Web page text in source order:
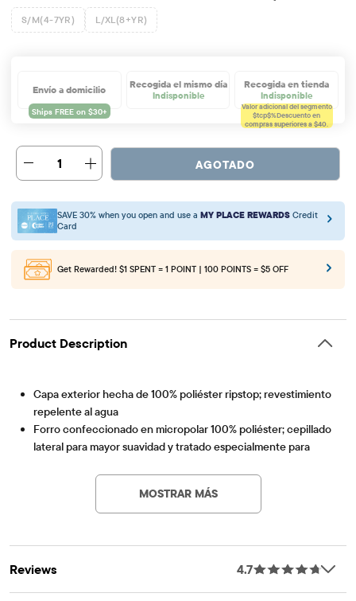
S/M(4-7YR) L/XL(8+YR)
Envío a domicilio Recogida el mismo día
Indisponible
Recogida en tienda
Indisponible
Valor adicional del segmento
$tcp$%Descuento en
compras superiores a $40.
1 AGOTADO
SAVE 30% when you open and use a MY PLACE REWARDS Credit
Card
Get Rewarded! $1 SPENT = 1 POINT | 100 POINTS = $5 OFF
Product Description
Capa exterior hecha de 100% poliéster ripstop; revestimiento
repelente al agua
Forro confeccionado en micropolar 100% poliéster; cepillado
lateral para mayor suavidad y tratado especialmente para
Cierre de gancho y bucle
Puños de punto acanalado.
Clips laterales para guardarlo de forma segura
MOSTRAR MÁS
Reviews 4.7